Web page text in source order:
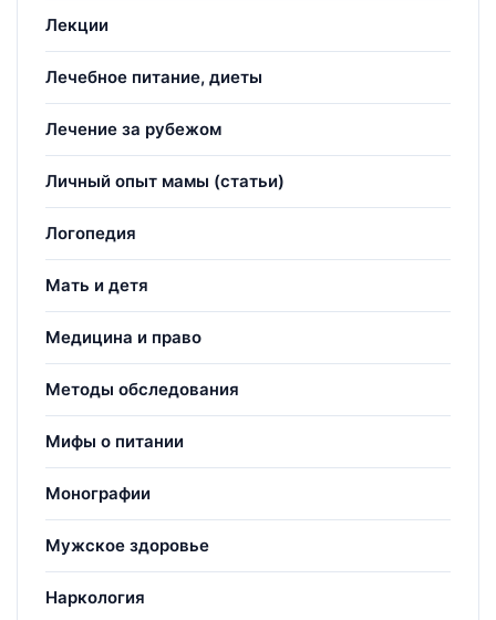
Лекции
Лечебное питание, диеты
Лечение за рубежом
Личный опыт мамы (статьи)
Логопедия
Мать и детя
Медицина и право
Методы обследования
Мифы о питании
Монографии
Мужское здоровье
Наркология